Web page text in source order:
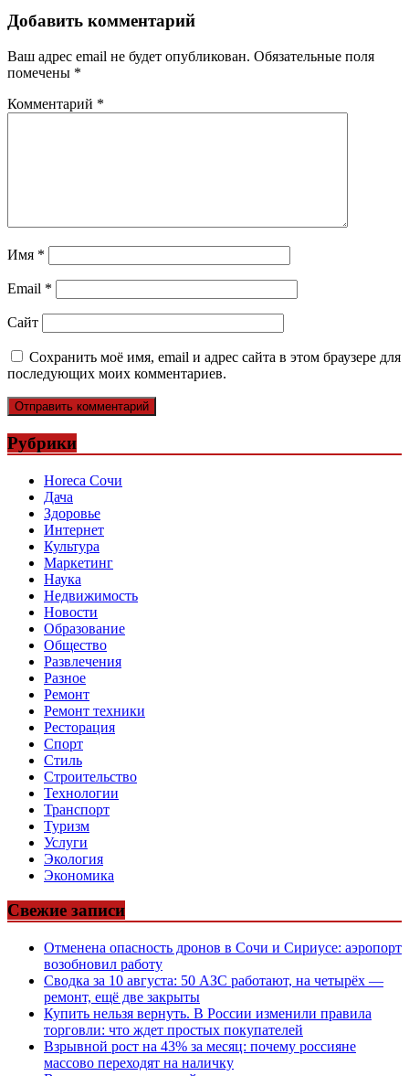
Добавить комментарий
Ваш адрес email не будет опубликован. Обязательные поля
помечены *
Комментарий *
Имя *
Email *
Сайт
Сохранить моё имя, email и адрес сайта в этом браузере для
последующих моих комментариев.
Рубрики
Horeca Сочи
Дача
Здоровье
Интернет
Культура
Маркетинг
Наука
Недвижимость
Новости
Образование
Общество
Развлечения
Разное
Ремонт
Ремонт техники
Ресторация
Спорт
Стиль
Строительство
Технологии
Транспорт
Туризм
Услуги
Экология
Экономика
Свежие записи
Отменена опасность дронов в Сочи и Сириусе: аэропорт
возобновил работу
Сводка за 10 августа: 50 АЗС работают, на четырёх —
ремонт, ещё две закрыты
Купить нельзя вернуть. В России изменили правила
торговли: что ждет простых покупателей
Взрывной рост на 43% за месяц: почему россияне
массово переходят на наличку